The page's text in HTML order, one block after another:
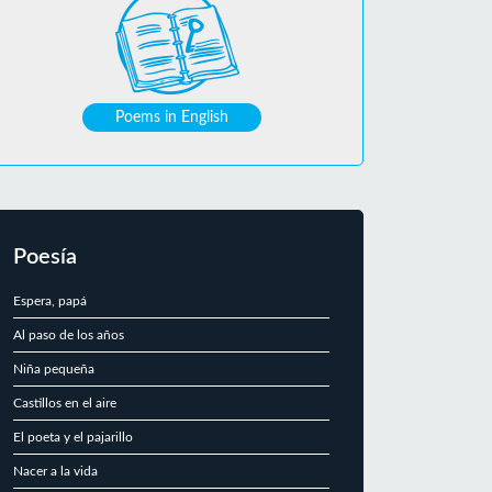
Poems in English
Poesía
Espera, papá
Al paso de los años
Niña pequeña
Castillos en el aire
El poeta y el pajarillo
Nacer a la vida